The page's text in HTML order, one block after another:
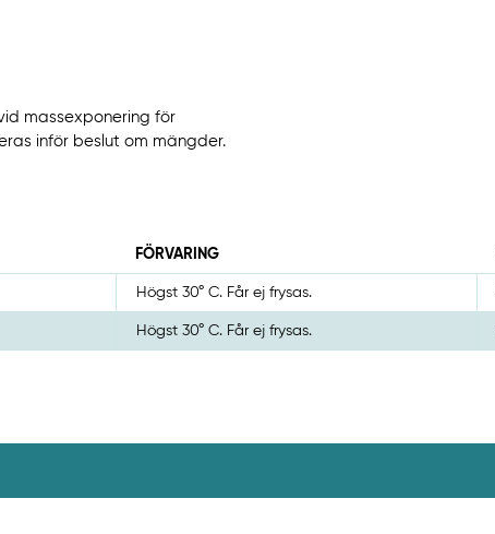
massexponering för
inför beslut om mängder.
FÖRVARING
Högst 30° C. Får ej frysas.
Högst 30° C. Får ej frysas.